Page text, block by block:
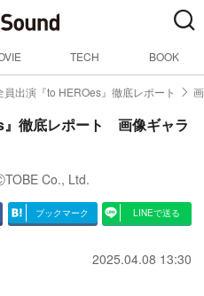
TECH BOOK
員出演『to HEROes』徹底レポート
徹底レポート 画像ギャラ
Co., Ltd.
ブックマーク LINEで送る
2025.04.08 13:30